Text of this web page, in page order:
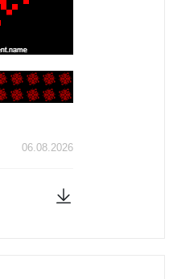
06.08.2026